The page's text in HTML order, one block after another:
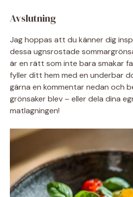
Avslutning
Jag hoppas att du känner dig
dessa ugnsrostade
är en rätt som inte bara smakar
fyller ditt hem med en underbar
gärna en kommentar nedan och
grönsaker blev – eller dela dina
matlagningen!